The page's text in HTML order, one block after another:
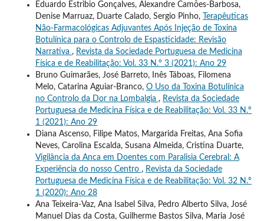
Eduardo Estribio Gonçalves, Alexandre Camões-Barbosa,
Denise Marruaz, Duarte Calado, Sergio Pinho,
Terapêuticas
Não-Farmacológicas Adjuvantes Após Injeção de Toxina
Botulínica para o Controlo de Espasticidade: Revisão
Narrativa , Revista da Sociedade Portuguesa de Medicina
Física e de Reabilitação: Vol. 33 N.º 3 (2021): Ano 29
Bruno Guimarães, José Barreto, Inês Táboas, Filomena
Melo, Catarina Aguiar-Branco, O Uso da Toxina Botulínica
no Controlo da Dor na Lombalgia , Revista da Sociedade
Portuguesa de Medicina Física e de Reabilitação: Vol. 33 N.º
1 (2021): Ano 29
Diana Ascenso, Filipe Matos, Margarida Freitas, Ana Sofia
Neves, Carolina Escalda, Susana Almeida, Cristina Duarte,
Vigilância da Anca em Doentes com Paralisia Cerebral: A
Experiência do nosso Centro , Revista da Sociedade
Portuguesa de Medicina Física e de Reabilitação: Vol. 32 N.º
1 (2020): Ano 28
Ana Teixeira-Vaz, Ana Isabel Silva, Pedro Alberto Silva, José
Manuel Dias da Costa, Guilherme Bastos Silva, Maria José